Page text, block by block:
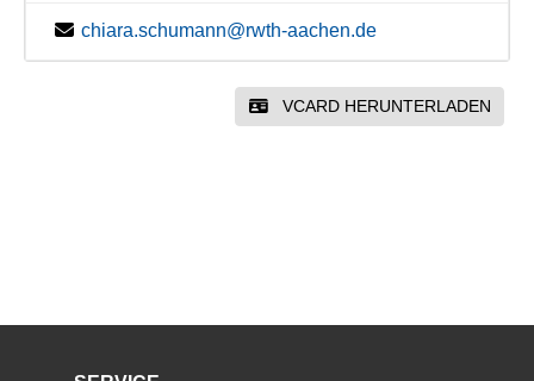
chiara.schumann@rwth-aachen.de
VCARD HERUNTERLADEN